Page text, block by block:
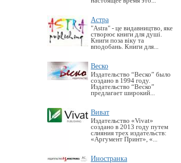
Астра
"Astra" - це видавництво, яке
створює книги для душі.
Книги поза віку та
вподобань. Книги для...
Веско
Издательство “Веско” было
создано в 1994 году.
Издательство “Веско”
предлагает широкий...
Виват
Издательство «Vivat»
создано в 2013 году путем
слияния трех издательств:
«Аргумент Принт», «...
Иностранка